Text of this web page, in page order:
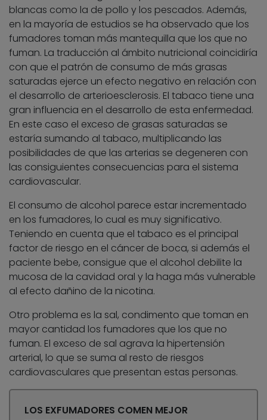
blancas como la de pollo y los pescados. Además,
en la mayoría de estudios se ha observado que los
fumadores toman más mantequilla que los que no
fuman. La traducción al ámbito nutricional coincidiría
con que el patrón de consumo de más grasas
saturadas ejerce un efecto negativo en relación con
el desarrollo de arterioesclerosis. El tabaco tiene una
gran influencia en el desarrollo de esta enfermedad.
En este caso el exceso de grasas saturadas se
estaría sumando al tabaco, multiplicando las
posibilidades de que las arterias se degeneren con
las consiguientes consecuencias para el sistema
cardiovascular.
El consumo de alcohol parece estar incrementado
en los fumadores, lo cual es muy significativo.
Teniendo en cuenta que el tabaco es el principal
factor de riesgo en el cáncer de boca, si además el
paciente bebe, consigue que el alcohol debilite la
mucosa de la cavidad oral y la haga más vulnerable
al efecto dañino de la nicotina.
Otro problema es la sal, condimento que toman en
mayor cantidad los fumadores que los que no
fuman. El exceso de sal agrava la hipertensión
arterial, lo que se suma al resto de riesgos
cardiovasculares que presentan estas personas.
LOS EXFUMADORES COMEN MEJOR